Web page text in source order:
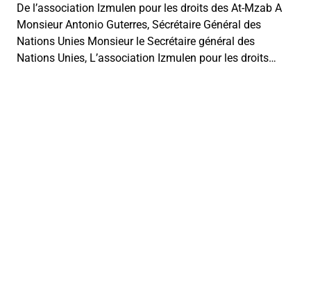
De l’association Izmulen pour les droits des At-Mzab A
Monsieur Antonio Guterres, Sécrétaire Général des
Nations Unies Monsieur le Secrétaire général des
Nations Unies, L’association Izmulen pour les droits…